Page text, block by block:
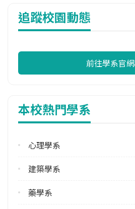
11,500 元/學期
114年註冊率
113學年度下學期
修輔系人數
113學年度上學期
3
雙主修人數
追蹤校園動態
前往學系官網
本校熱門學系
心理學系
建築學系
藥學系